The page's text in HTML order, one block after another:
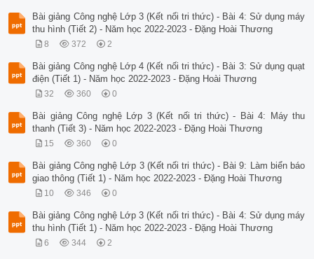
Bài giảng Công nghệ Lớp 3 (Kết nối tri thức) - Bài 4: Sử dụng máy
thu hình (Tiết 2) - Năm học 2022-2023 - Đặng Hoài Thương
8 372 2
Bài giảng Công nghệ Lớp 4 (Kết nối tri thức) - Bài 3: Sử dụng quạt
điện (Tiết 1) - Năm học 2022-2023 - Đặng Hoài Thương
32 360 0
Bài giảng Công nghệ Lớp 3 (Kết nối tri thức) - Bài 4: Máy thu
thanh (Tiết 3) - Năm học 2022-2023 - Đặng Hoài Thương
15 360 0
Bài giảng Công nghệ Lớp 3 (Kết nối tri thức) - Bài 9: Làm biển báo
giao thông (Tiết 1) - Năm học 2022-2023 - Đặng Hoài Thương
10 346 0
Bài giảng Công nghệ Lớp 3 (Kết nối tri thức) - Bài 4: Sử dụng máy
thu hình (Tiết 1) - Năm học 2022-2023 - Đặng Hoài Thương
6 344 2